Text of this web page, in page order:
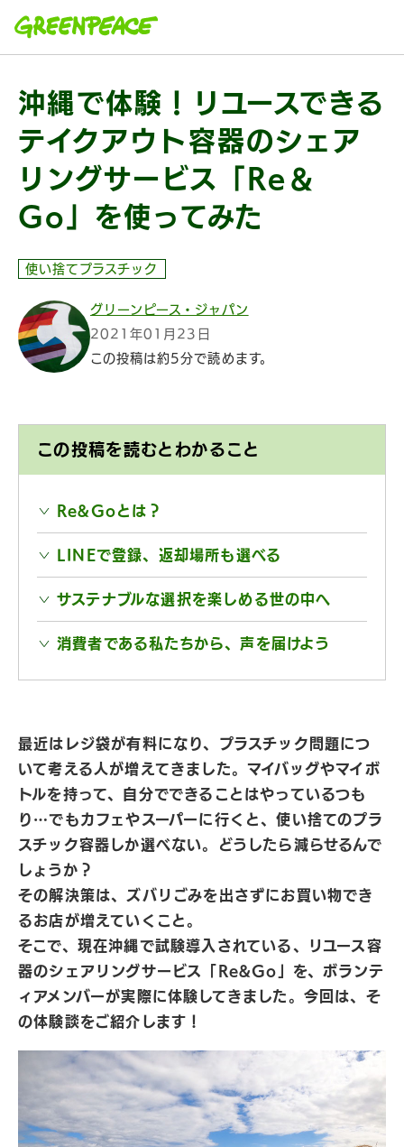
沖縄で体験！リユースできる
テイクアウト容器のシェア
リングサービス「Re＆
Go」を使ってみた
使い捨てプラスチック
グリーンピース・ジャパン
2021年01月23日
この投稿は約5分で読めます。
この投稿を読むとわかること
Re&Goとは？
LINEで登録、返却場所も選べる
サステナブルな選択を楽しめる世の中へ
消費者である私たちから、声を届けよう
最近はレジ袋が有料になり、プラスチック問題につ
いて考える人が増えてきました。マイバッグやマイボ
トルを持って、自分でできることはやっているつも
り…でもカフェやスーパーに行くと、使い捨てのプラ
スチック容器しか選べない。どうしたら減らせるんで
しょうか？
その解決策は、ズバリごみを出さずにお買い物でき
るお店が増えていくこと。
そこで、現在沖縄で試験導入されている、リユース容
器のシェアリングサービス「Re&Go」を、ボランテ
ィアメンバーが実際に体験してきました。今回は、そ
の体験談をご紹介します！